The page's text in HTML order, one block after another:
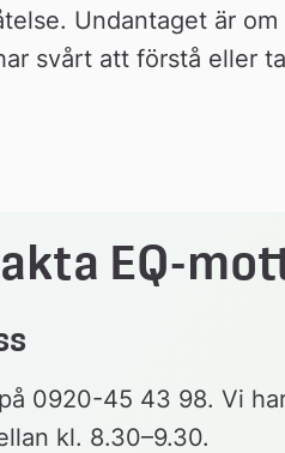
Undantaget är
svårt att förstå eller
EQ-
0920-45 43 98. Vi
kl. 8.30–9.30.